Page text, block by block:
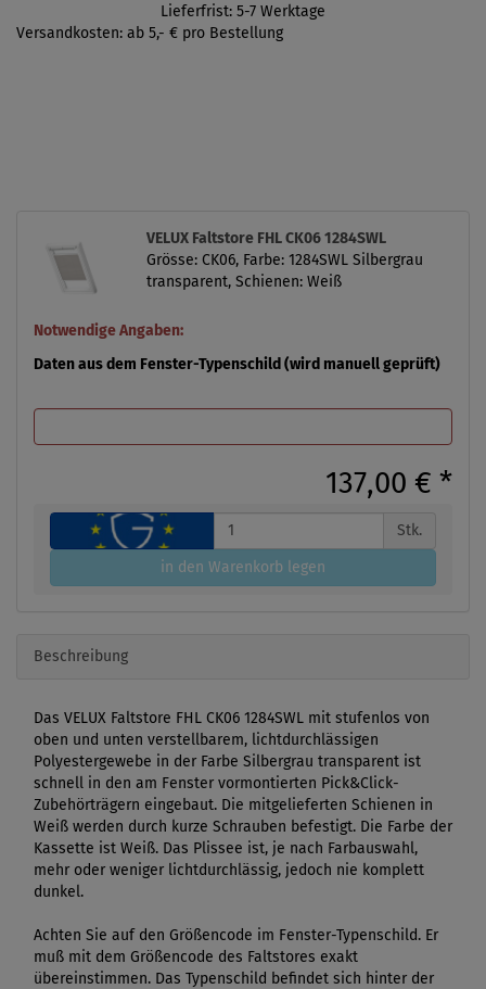
Lieferfrist: 5-7 Werktage
Versandkosten: ab 5,- € pro Bestellung
VELUX Faltstore FHL CK06 1284SWL
Grösse: CK06, Farbe: 1284SWL Silbergrau
transparent, Schienen: Weiß
Notwendige Angaben:
Daten aus dem Fenster-Typenschild (wird manuell geprüft)
137,00 € *
Stk.
in den Warenkorb legen
Beschreibung
Das VELUX Faltstore FHL CK06 1284SWL mit stufenlos von
oben und unten verstellbarem, lichtdurchlässigen
Polyestergewebe in der Farbe Silbergrau transparent ist
schnell in den am Fenster vormontierten Pick&Click-
Zubehörträgern eingebaut. Die mitgelieferten Schienen in
Weiß werden durch kurze Schrauben befestigt. Die Farbe der
Kassette ist Weiß. Das Plissee ist, je nach Farbauswahl,
mehr oder weniger lichtdurchlässig, jedoch nie komplett
dunkel.
Achten Sie auf den Größencode im Fenster-Typenschild. Er
muß mit dem Größencode des Faltstores exakt
übereinstimmen. Das Typenschild befindet sich hinter der